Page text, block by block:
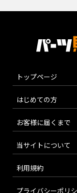
トップページ
はじめての方
お客様に届くまで
当サイトについて
利用規約
プライバシーポリ